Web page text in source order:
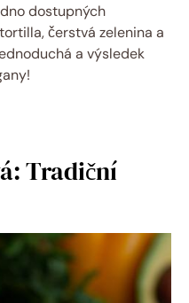
dostupných
čerstvá zelenina a
a výsledek
Tradiční